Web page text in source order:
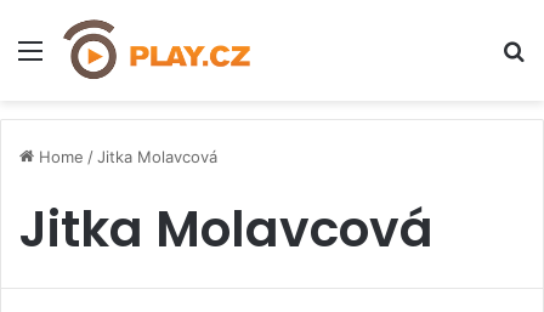
Menu
Home /Jitka Molavcová
Jitka Molavcová